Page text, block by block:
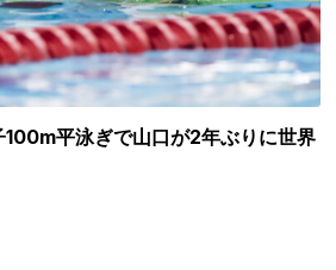
平泳ぎで山口が2年ぶりに世界